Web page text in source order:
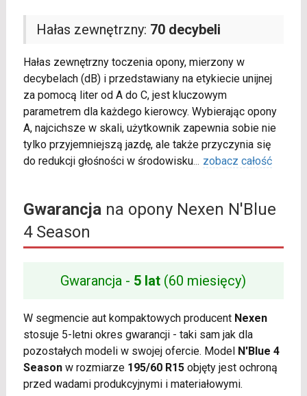
Hałas zewnętrzny: 70 decybeli
Hałas zewnętrzny toczenia opony, mierzony w
decybelach (dB) i przedstawiany na etykiecie unijnej
za pomocą liter od A do C, jest kluczowym
parametrem dla każdego kierowcy. Wybierając opony
A, najcichsze w skali, użytkownik zapewnia sobie nie
tylko przyjemniejszą jazdę, ale także przyczynia się
do redukcji głośności w środowisku... zobacz całość
Gwarancjana opony Nexen N'Blue
4 Season
Gwarancja - 5 lat (60 miesięcy)
W segmencie aut kompaktowych producent Nexen
stosuje 5-letni okres gwarancji - taki sam jak dla
pozostałych modeli w swojej ofercie. Model N'Blue 4
Seasonw rozmiarze 195/60 R15objęty jest ochroną
przed wadami produkcyjnymi i materiałowymi.